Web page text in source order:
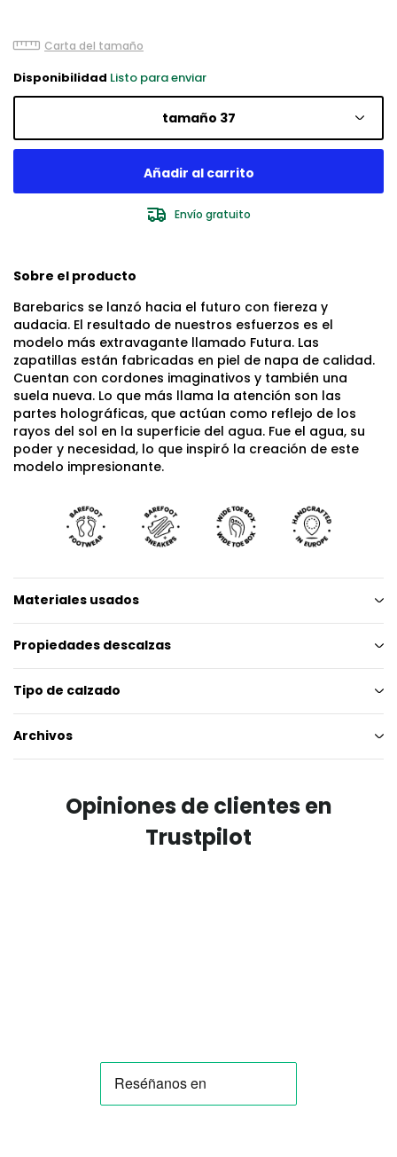
Carta del tamaño
Disponibilidad Listo para enviar
tamaño 37
Envío gratuito
Sobre el producto
Barebarics se lanzó hacia el futuro con fiereza y
audacia. El resultado de nuestros esfuerzos es el
modelo más extravagante llamado Futura. Las
zapatillas están fabricadas en piel de napa de calidad.
Cuentan con cordones imaginativos y también una
suela nueva. Lo que más llama la atención son las
partes holográficas, que actúan como reflejo de los
rayos del sol en la superficie del agua. Fue el agua, su
poder y necesidad, lo que inspiró la creación de este
modelo impresionante.
Materiales usados
Propiedades descalzas
Tipo de calzado
Archivos
Opiniones de clientes en
Trustpilot